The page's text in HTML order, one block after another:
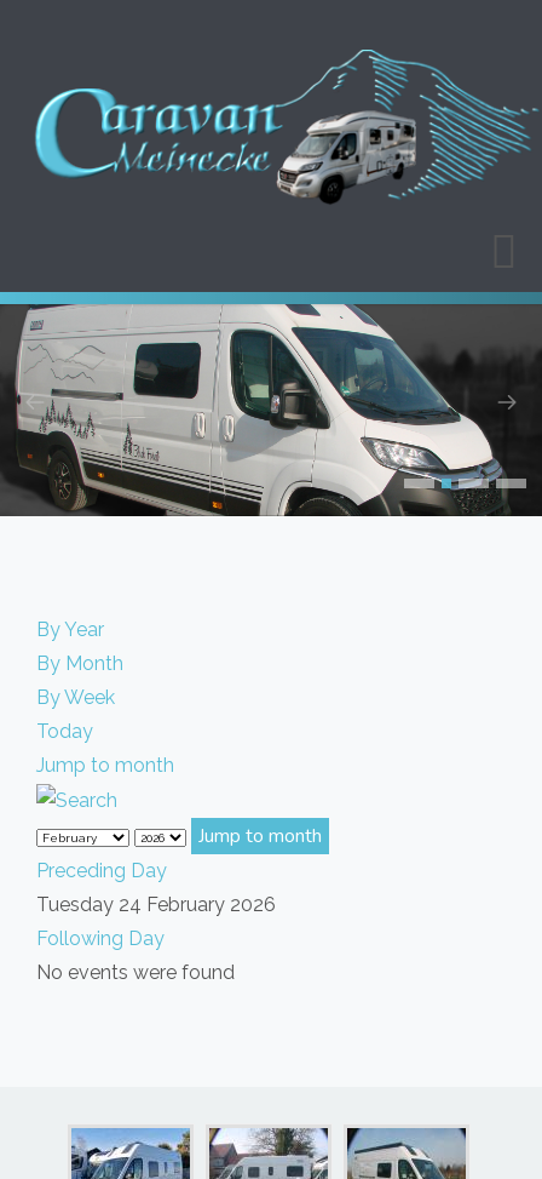
By Year
By Month
By Week
Today
Jump to month
Jump to month
Preceding Day
Tuesday 24 February 2026
Following Day
No events were found